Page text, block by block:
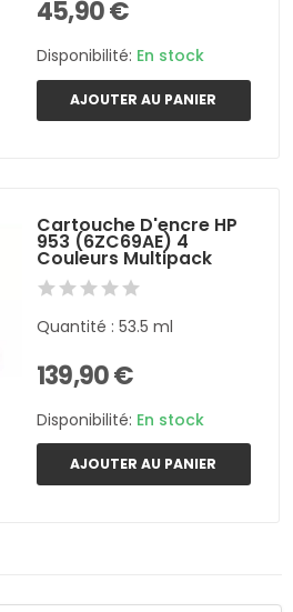
45,90 €
Disponibilité: En stock
AJOUTER AU PANIER
Cartouche D'encre HP
953 (6ZC69AE) 4
Couleurs Multipack
Quantité : 53.5 ml
139,90 €
Disponibilité: En stock
AJOUTER AU PANIER